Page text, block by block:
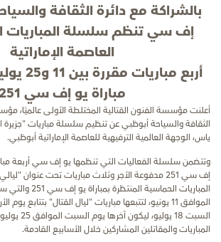
بالشراكة مع دائرة الثقافة
إف سي تنظم سلسلة المباريات
العاصمة الإماراتية
أربع
مباراة يو إف سي 251
أعلنت مؤسسة الفنون القتالية المختلطة الأولى عالميًا،
الثقافة والسياحة أبوظبي عن تنظيم سلسلة مباريات "جزيرة
ياس، الوجهة العالمية الترفيهية للعاصمة الإماراتية أبوظبي.
وتتضمن سلسلة الفعاليات التي تنظمها يو إف سي أربعة
إف سي 251 مدفوعة الأجر وثلاث مباريات تحت عنوان
المباريات الحماسية
السبت 18
المباريات والمقاتلين المشاركين خلال الأسابيع القادمة.